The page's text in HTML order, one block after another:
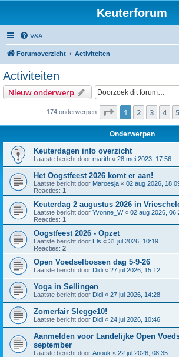
Keuterforum
V&A
Forumoverzicht Activiteiten
Activiteiten
Nieuw onderwerp
174 onderwerpen Pagina van 7
1 2 3 4 5
Onderwerpen
Keuterdagen info overzicht
Laatste bericht door marith « 28 mei 2023, 17:56
Het Oogstfeest 2026 komt er aan!
Laatste bericht door Maroesja « 02 aug 2026,
Reacties: 1
Keuterdag 2 augustus 2026 in
Laatste bericht door Yvonne_W« 02 aug 2026,
Reacties: 1
Oogstfeest 2026 - Opzet
Laatste bericht door Els « 31 jul 2026, 10:19
Reacties: 2
Open Voedselbossen dag 5-9-26
Laatste bericht door Didi « 27 jul 2026, 15:12
Yoga in Sellingen
Laatste bericht door Didi « 27 jul 2026, 14:28
Zomerfair Slegge10!
Laatste bericht door Didi « 24 jul 2026, 10:46
Aanmelden voor Landelijke Open
september
Laatste bericht door Anouk « 22 jul 2026, 08:35